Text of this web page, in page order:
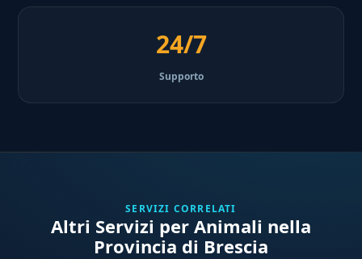
24/7
Supporto
SERVIZI CORRELATI
Altri Servizi per Animali nella
Provincia di Brescia